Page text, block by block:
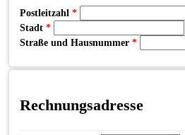
Postleitzahl *
Stadt *
Straße und Hausnummer *
Rechnungsadresse